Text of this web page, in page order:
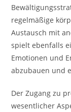
regelmäßige
Austausch mit
spielt ebenfalls
Emotionen und
abzubauen und
Der Zugang zu
wesentlicher